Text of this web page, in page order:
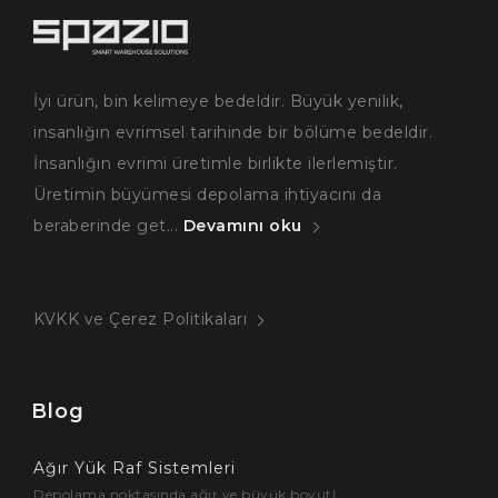
İyi ürün, bin kelimeye bedeldir. Büyük yenilik,
insanlığın evrimsel tarihinde bir bölüme bedeldir.
İnsanlığın evrimi üretimle birlikte ilerlemiştir.
Üretimin büyümesi depolama ihtiyacını da
beraberinde get... Devamını oku
KVKK ve Çerez Politikaları
Blog
Ağır Yük Raf Sistemleri
Depolama noktasında ağır ve büyük boyutl...